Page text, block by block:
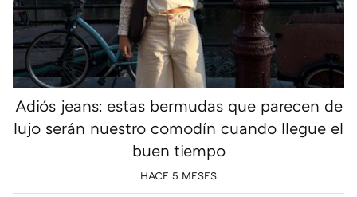
Adiós jeans: estas bermudas que parecen de
lujo serán nuestro comodín cuando llegue el
buen tiempo
HACE 5 MESES